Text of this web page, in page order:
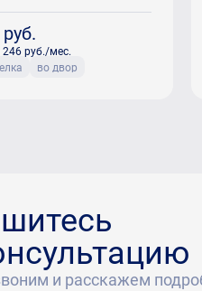
руб.
246 руб./мес.
во двор
и расскажем